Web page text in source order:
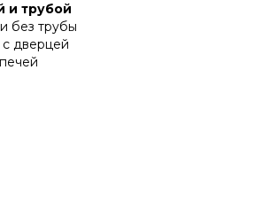
и трубой
без трубы
дверцей